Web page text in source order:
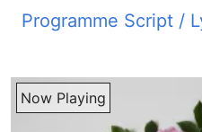
Programme Script /
PYM JBZ شنمده‌های گرامی سلام‌های پرست صفا و
که تمنیات نیک ما
نوازشگره قلب‌های باسفای
Now Playing